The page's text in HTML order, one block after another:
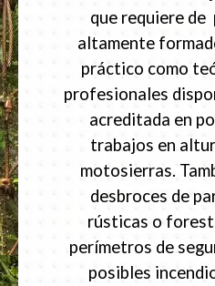
que requiere
altamente
práctico como
profesionales
acreditada en
trabajos en
motosierras.
desbroces de
rústicas o
perímetros de
posibles